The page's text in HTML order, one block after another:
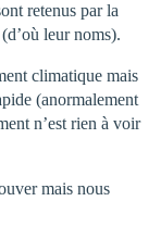
retenus par la
leur noms).
climatique mais
(anormalement
n’est rien à voir
mais nous